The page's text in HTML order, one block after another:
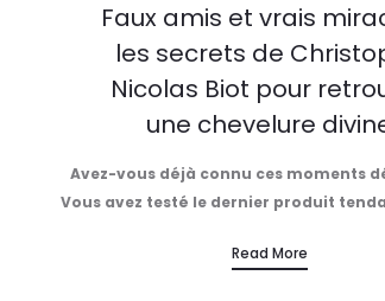
Faux amis et vrais
les secrets de
Nicolas Biot pour
une chevelure
Avez-vous déjà connu ces moments
Vous avez testé le dernier produit
accessoires précieux, et pourtant…
Read More